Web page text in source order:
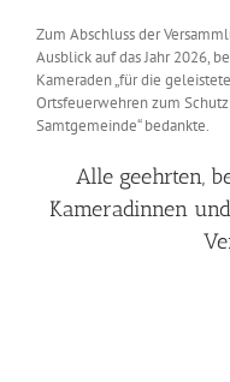
Zum Abschluss der
Ausblick auf das Jahr 2026,
Kameraden „für die
Ortsfeuerwehren zum
Samtgemeinde“ bedankte.
Alle geehrten,
Kameradinnen